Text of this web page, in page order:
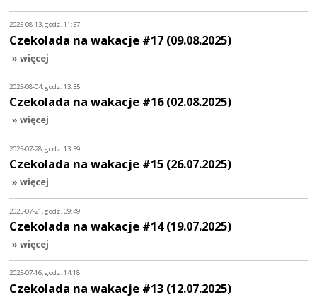
2025-08-13, godz. 11:57
Czekolada na wakacje #17 (09.08.2025)
» więcej
2025-08-04, godz. 13:35
Czekolada na wakacje #16 (02.08.2025)
» więcej
2025-07-28, godz. 13:59
Czekolada na wakacje #15 (26.07.2025)
» więcej
2025-07-21, godz. 09:49
Czekolada na wakacje #14 (19.07.2025)
» więcej
2025-07-16, godz. 14:18
Czekolada na wakacje #13 (12.07.2025)